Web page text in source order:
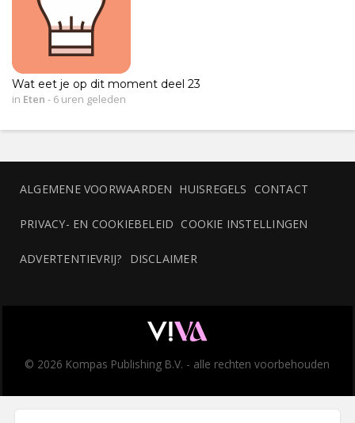
Wat eet je op dit moment deel 23
in Eten - 6 uren geleden
ALGEMENE VOORWAARDEN HUISREGELS CONTACT
PRIVACY- EN COOKIEBELEID COOKIE INSTELLINGEN
ADVERTENTIEVRIJ? DISCLAIMER
© 2026 Kompas Publishing B.V. - alle rechten voorbehouden